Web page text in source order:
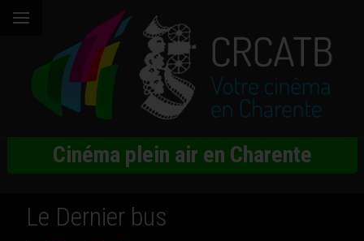
Cinéma plein air en Charente
Le Dernier bus